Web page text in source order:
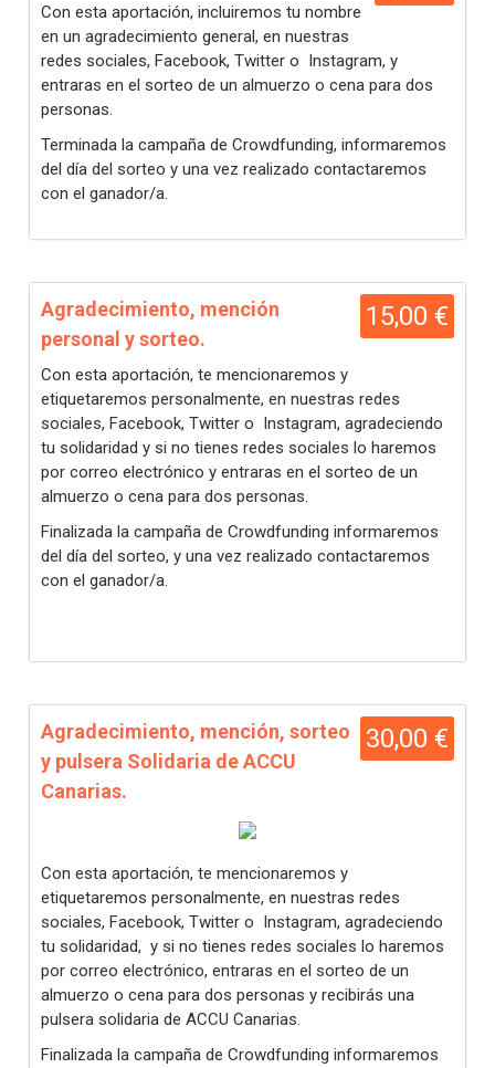
Con esta aportación, incluiremos tu nombre
en un agradecimiento general, en nuestras
redes sociales, Facebook, Twitter o Instagram, y
entraras en el sorteo de un almuerzo o cena para dos
personas.
Terminada la campaña de Crowdfunding, informaremos
del día del sorteo y una vez realizado contactaremos
con el ganador/a.
15,00 €
Agradecimiento, mención
personal y sorteo.
Con esta aportación, te mencionaremos y
etiquetaremos personalmente, en nuestras redes
sociales, Facebook, Twitter o Instagram, agradeciendo
tu solidaridad y si no tienes redes sociales lo haremos
por correo electrónico y entraras en el sorteo de un
almuerzo o cena para dos personas.
Finalizada la campaña de Crowdfunding informaremos
del día del sorteo, y una vez realizado contactaremos
con el ganador/a.
30,00 €
Agradecimiento, mención, sorteo
y pulsera Solidaria de ACCU
Canarias.
Con esta aportación, te mencionaremos y
etiquetaremos personalmente, en nuestras redes
sociales, Facebook, Twitter o Instagram, agradeciendo
tu solidaridad, y si no tienes redes sociales lo haremos
por correo electrónico, entraras en el sorteo de un
almuerzo o cena para dos personas y recibirás una
pulsera solidaria de ACCU Canarias.
Finalizada la campaña de Crowdfunding informaremos